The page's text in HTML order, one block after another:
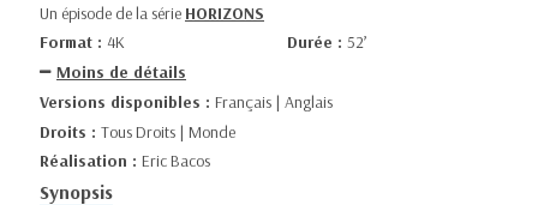
Un épisode de la série HORIZONS
Format : 4K Durée : 52’
Moins de détails
Versions disponibles : Français | Anglais
Droits : Tous Droits | Monde
Réalisation : Eric Bacos
Synopsis